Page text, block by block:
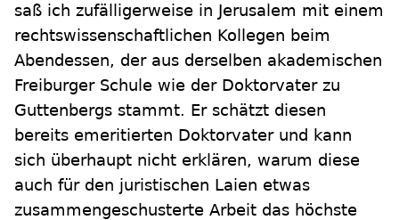
saß ich zufälligerweise in Jerusalem mit einem
rechtswissenschaftlichen Kollegen beim
Abendessen, der aus derselben akademischen
Freiburger Schule wie der Doktorvater zu
Guttenbergs stammt. Er schätzt diesen
bereits emeritierten Doktorvater und kann
sich überhaupt nicht erklären, warum diese
auch für den juristischen Laien etwas
zusammengeschusterte Arbeit das höchste